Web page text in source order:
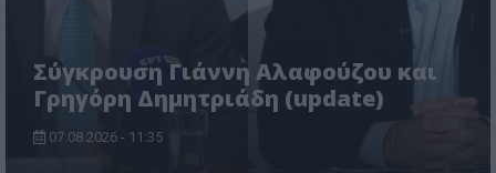
Σύγκρουση Γιάννη Αλαφούζου και
Γρηγόρη Δημητριάδη (update)
07.08.2026 - 11:35